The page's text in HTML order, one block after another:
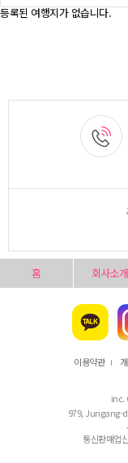
등록된 여행지가 없습니다.
홈 회사소개
이용약관 l
inc.
979, Jungang-
통신판매업